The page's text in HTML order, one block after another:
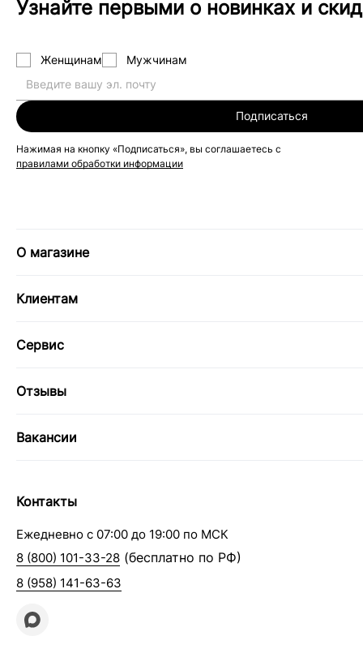
Узнайте первыми о новинках и
Женщинам Мужчинам
Подписаться
Нажимая на кнопку «Подписаться», вы соглашаетесь с
правилами обработки информации
О магазине
Клиентам
Сервис
Отзывы
Вакансии
Контакты
Ежедневно с 07:00 до 19:00 по МСК
8 (800) 101-33-28 (бесплатно по РФ)
8 (958) 141-63-63